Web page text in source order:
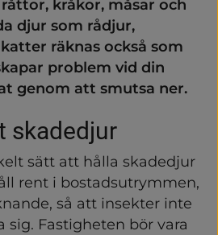
kråkor, måsar och
djur som rådjur,
räknas också som
problem vid din
genom att smutsa ner.
skadedjur
sätt att hålla skadedjur
rent i bostadsutrymmen,
så att insekter inte
sig. Fastigheten bör vara